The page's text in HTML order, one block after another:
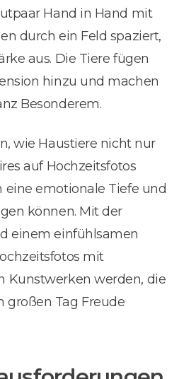
Hand in Hand mit
durch ein Feld spaziert,
aus. Die Tiere fügen
hinzu und machen
Besonderem.
wie Haustiere nicht nur
auf Hochzeitsfotos
eine emotionale Tiefe und
können. Mit der
einem einfühlsamen
mit
Kunstwerken werden, die
großen Tag Freude